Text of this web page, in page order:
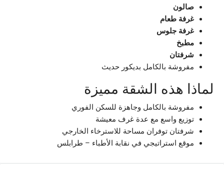
صالون
غرفة طعام
غرفة جلوس
مطبخ
شرفتان
مفروشة بالكامل بديكور حديث
لماذا هذه الشقة مميزة
مفروشة بالكامل وجاهزة للسكن الفوري
توزيع واسع مع عدة غرف معيشة
شرفتان توفران مساحة للاسترخاء الخارجي
موقع استراتيجي في نقابة الأطباء – طرابلس